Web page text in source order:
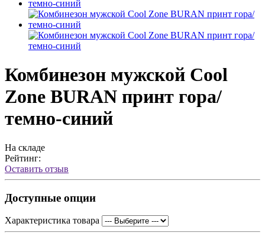
Комбинезон мужской Cool
Zone BURAN принт гора/
темно-синий
На складе
Рейтинг:
Оставить отзыв
Доступные опции
Характеристика товара